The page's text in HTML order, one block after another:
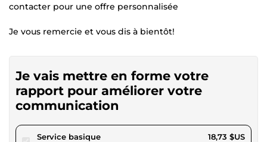
contacter pour une offre personnalisée
Je vous remercie et vous dis à bientôt!
Je vais mettre en forme votre
rapport pour améliorer votre
communication
Service basiquepour 17,26 $US 18,73 $US